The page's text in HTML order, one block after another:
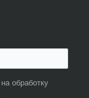
обработку